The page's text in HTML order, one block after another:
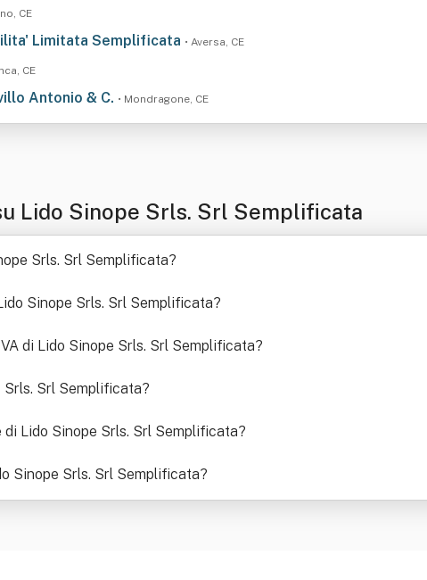
CE
Limitata Semplificata • Aversa, CE
CE
Antonio & C. • Mondragone, CE
Lido Sinope Srls. Srl Semplificata
Srls. Srl Semplificata?
Sinope Srls. Srl Semplificata?
di Lido Sinope Srls. Srl Semplificata?
Srl Semplificata?
Lido Sinope Srls. Srl Semplificata?
Sinope Srls. Srl Semplificata?